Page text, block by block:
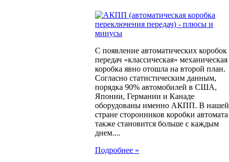
С появление автоматических коробок
передач «классическая» механическая
коробка явно отошла на второй план.
Согласно статистическим данным,
порядка 90% автомобилей в США,
Японии, Германии и Канаде
оборудованы именно АКПП. В нашей
стране сторонников коробки автомата
также становится больше с каждым
днем....
Подробнее »